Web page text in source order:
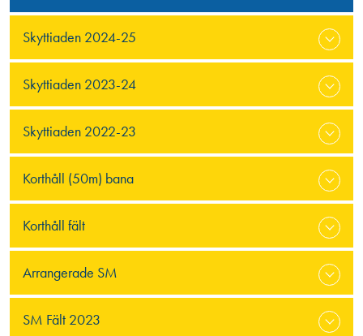
Skyttiaden 2024-25
Skyttiaden 2023-24
Skyttiaden 2022-23
Korthåll (50m) bana
Korthåll fält
Arrangerade SM
SM Fält 2023